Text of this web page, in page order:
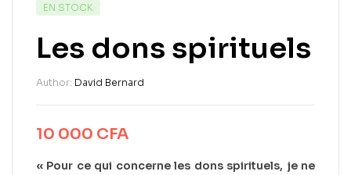
EN STOCK
Les dons spirituels
Author: David Bernard
10 000 CFA
« Pour ce qui concerne les dons spirituels, je ne